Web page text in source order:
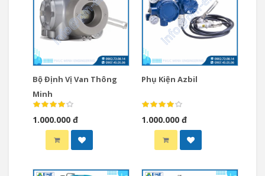
Bộ Định Vị Van Thông
Minh
1.000.000 đ
Phụ Kiện Azbil
1.000.000 đ